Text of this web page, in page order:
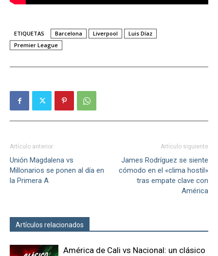
ETIQUETAS Barcelona Liverpool
Luis Díaz
Premier League
Artículo anterior
Unión Magdalena vs
Millonarios se ponen al día en
la Primera A
Artículo siguiente
James Rodríguez se siente
cómodo en el «clima hostil»
tras empate clave con
América
Artículos relacionados
América de Cali vs Nacional: un clásico